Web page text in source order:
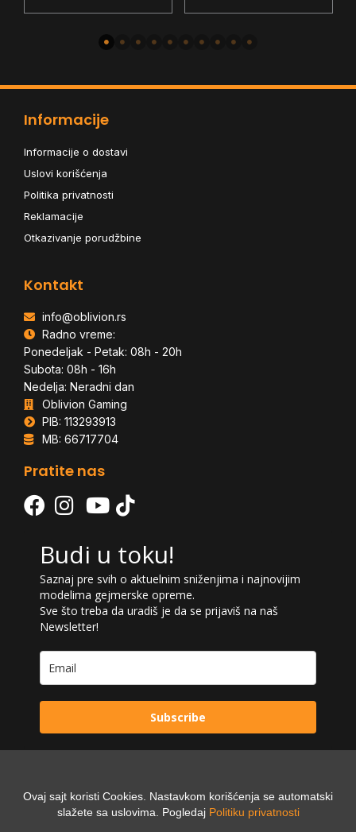
Informacije
Informacije o dostavi
Uslovi korišćenja
Politika privatnosti
Reklamacije
Otkazivanje porudžbine
Kontakt
info@oblivion.rs
Radno vreme:
Ponedeljak - Petak: 08h - 20h
Subota: 08h - 16h
Nedelja: Neradni dan
Oblivion Gaming
PIB: 113293913
MB: 66717704
Pratite nas
Budi u toku!
Saznaj pre svih o aktuelnim sniženjima i najnovijim
modelima gejmerske opreme.
Sve što treba da uradiš je da se prijaviš na naš
Newsletter!
Subscribe
Powered by:
Digilex
Ovaj sajt koristi Cookies. Nastavkom korišćenja se automatski
slažete sa uslovima. Pogledaj Politiku privatnosti